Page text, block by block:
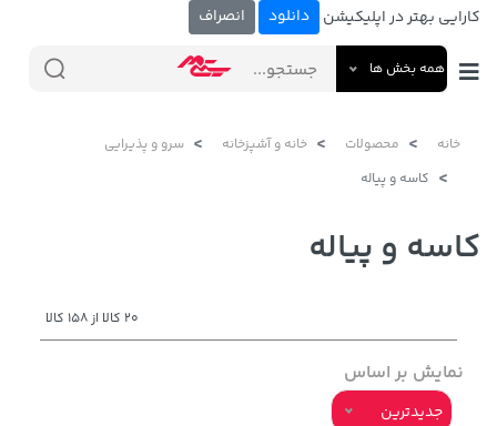
کارایی بهتر در اپلیکیشن دانلود انصراف
همه بخش ها
خانه محصولات خانه و آشپزخانه
سرو و پذیرایی
کاسه و پیاله
کاسه و پیاله
20 کالا از 158 کالا
نمایش بر اساس
جدیدترین